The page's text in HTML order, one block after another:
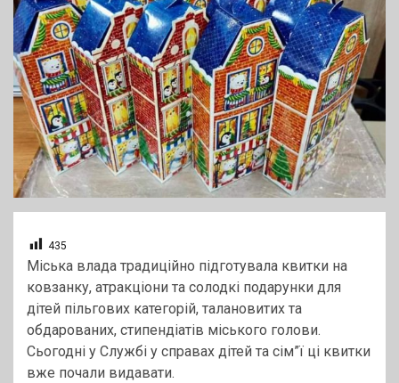
435
Міська влада традиційно підготувала квитки на
ковзанку, атракціони та солодкі подарунки для
дітей пільгових категорій, талановитих та
обдарованих, стипендіатів міського голови.
Сьогодні у Службі у справах дітей та сім”ї ці квитки
вже почали видавати.